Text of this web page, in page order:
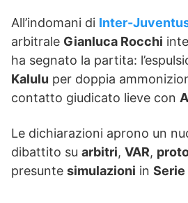
All’indomani di Inter-
arbitrale Gianluca Rocchi
ha segnato la partita:
Kalulu per doppia
contatto giudicato lieve con
Le dichiarazioni aprono un
dibattito su arbitri, VAR,
presunte simulazioni in Serie